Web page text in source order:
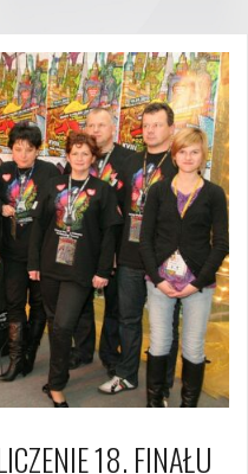
18. FINAŁU